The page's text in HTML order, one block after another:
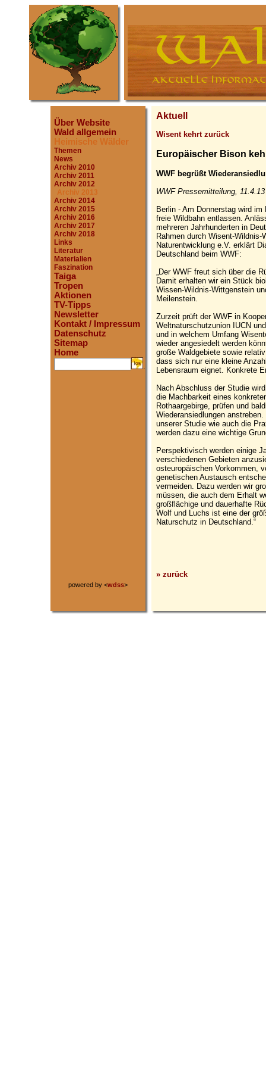
Über Website
Wald allgemein
Heimische Wälder
Themen
News
Archiv 2010
Archiv 2011
Archiv 2012
Archiv 2013
Archiv 2014
Archiv 2015
Archiv 2016
Archiv 2017
Archiv 2018
Links
Literatur
Materialien
Faszination
Taiga
Tropen
Aktionen
TV-Tipps
Newsletter
Kontakt / Impressum
Datenschutz
Sitemap
Home
.
powered by <wdss>
Aktuell
Wisent kehrt zurück
Europäischer Bison
WWF begrüßt
WWF Pressemitteilung, 11.4.13
Berlin - Am Donnerstag wird
freie Wildbahn entlassen.
mehreren Jahrhunderten in
Rahmen durch Wisent-Wildnis-
Naturentwicklung e.V. erklärt
Deutschland beim WWF:
„Der WWF freut sich über die
Damit erhalten wir ein Stück
Wissen-Wildnis-Wittgenstein
Meilenstein.
Zurzeit prüft der WWF in
Weltnaturschutzunion IUCN
und in welchem Umfang
wieder angesiedelt werden
große Waldgebiete sowie
dass sich nur eine kleine
Lebensraum eignet. Konkrete
Nach Abschluss der Studie
die Machbarkeit eines
Rothaargebirge, prüfen und
Wiederansiedlungen
unserer Studie wie auch die
werden dazu eine wichtige
Perspektivisch werden einige
verschiedenen Gebieten
osteuropäischen Vorkommen,
genetischen Austausch
vermeiden. Dazu werden wir
müssen, die auch dem Erhalt
großflächige und dauerhafte
Wolf und Luchs ist eine der
Naturschutz in Deutschland.“
» zurück